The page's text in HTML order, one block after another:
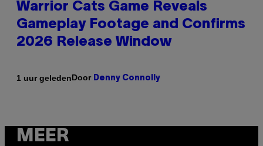
Warrior Cats Game Reveals
Gameplay Footage and Confirms
2026 Release Window
1 uur geledenDoor Denny Connolly
MEER